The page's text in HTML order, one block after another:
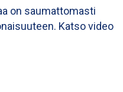
on saumattomasti
Katso video